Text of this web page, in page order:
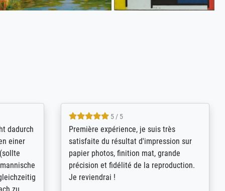
sich
(ein
-
4.8 / 5
Qualité absolument irréprochable.
Extraordinaire diversité des thèmes
abordés et personnalisation des
demandes (recadrage, réajustement des
couleurs). Relation clientèle parfaite.